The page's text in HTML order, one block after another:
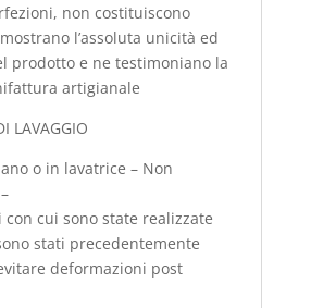
non costituiscono
l’assoluta unicità ed
prodotto e ne testimoniano la
artigianale
LAVAGGIO
o in lavatrice – Non
cui sono state realizzate
stati precedentemente
deformazioni post